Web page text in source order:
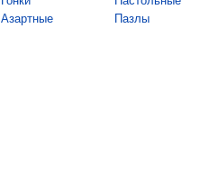
Азартные
Пазлы